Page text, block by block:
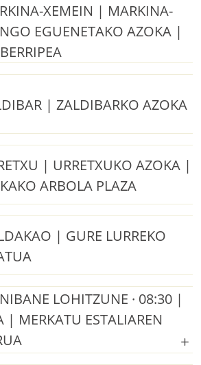
XEMEIN | MARKINA-
EGUENETAKO AZOKA |
| ZALDIBARKO AZOKA
| URRETXUKO AZOKA |
ARBOLA PLAZA
| GURE LURREKO
LOHITZUNE · 08:30 |
| MERKATU ESTALIAREN